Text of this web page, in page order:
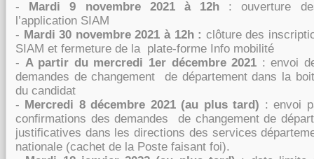
- Mardi 9 novembre 2021 à 12h :ouverture
l’application SIAM
- Mardi 30 novembre 2021 à 12h : clôture des
SIAM et fermeture de la plate-forme Info mobilité
- A partir du mercredi 1er décembre 2021 :envoi
demandes de changement de département dans la
du candidat
- Mercredi 8 décembre 2021 (au plus tard) :envoi
confirmations des demandes de changement de
justificatives dans les directions des services
nationale (cachet de la Poste faisant foi).